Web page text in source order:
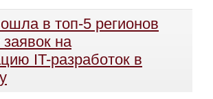
в топ-5 регионов
на
IT-разработок в